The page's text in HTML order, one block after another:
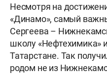
Несмотря на
«Динамо», самый
Сергеева –
школу «Нефтехимика»
Татарстане. Так
родом не из